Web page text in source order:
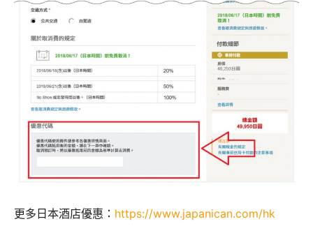
更多日本酒店優惠： https://www.japanican.com/hk